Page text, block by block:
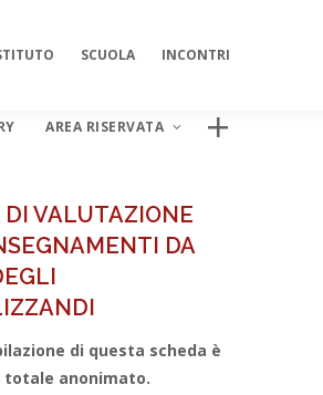
SCUOLA INCONTRI
AREA RISERVATA
AREA DIGITALE ISIPSÉ
DI VALUTAZIONE
DA
di questa scheda è
anonimato.